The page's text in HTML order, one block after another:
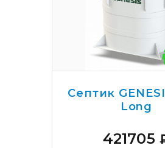
Септик
Long
421705